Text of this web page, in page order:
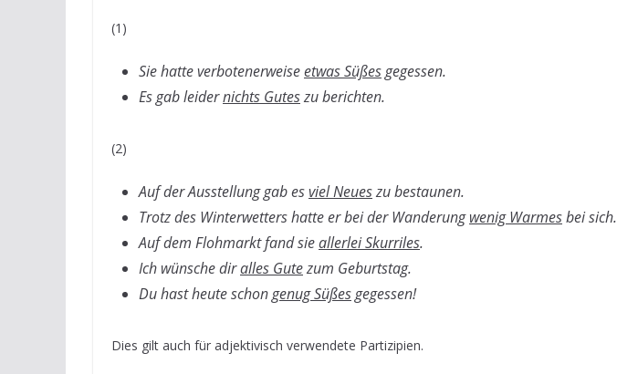
(1)
Sie hatte verbotenerweiseetwas Süßesgegessen.
Es gab leidernichts Guteszu berichten.
(2)
Auf der Ausstellung gab esviel Neueszu bestaunen.
Trotz des Winterwetters hatte er bei der Wanderungwenig Warmesbei sich.
Auf dem Flohmarkt fand sieallerlei Skurriles.
Ich wünsche diralles Gutezum Geburtstag.
Du hast heute schongenug Süßesgegessen!
Dies gilt auch für adjektivisch verwendete Partizipien.